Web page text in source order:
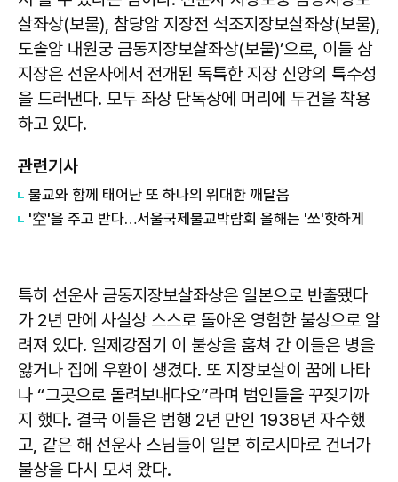
살좌상(보물), 참당암 지장전 석조지장보살좌상(보물),
도솔암 내원궁 금동지장보살좌상(보물)’으로, 이들 삼
지장은 선운사에서 전개된 독특한 지장 신앙의 특수성
을 드러낸다. 모두 좌상 단독상에 머리에 두건을 착용
하고 있다.
관련기사
불교와 함께 태어난 또 하나의 위대한 깨달음
'空'을 주고 받다…서울국제불교박람회 올해는 '쏘'핫하게
특히 선운사 금동지장보살좌상은 일본으로 반출됐다
가 2년 만에 사실상 스스로 돌아온 영험한 불상으로 알
려져 있다. 일제강점기 이 불상을 훔쳐 간 이들은 병을
앓거나 집에 우환이 생겼다. 또 지장보살이 꿈에 나타
나 “그곳으로 돌려보내다오”라며 범인들을 꾸짖기까
지 했다. 결국 이들은 범행 2년 만인 1938년 자수했
고, 같은 해 선운사 스님들이 일본 히로시마로 건너가
불상을 다시 모셔 왔다.